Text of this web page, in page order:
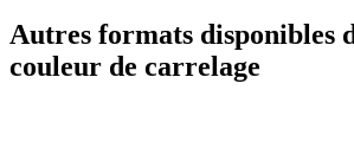
Autres formats disponibles
couleur de carrelage